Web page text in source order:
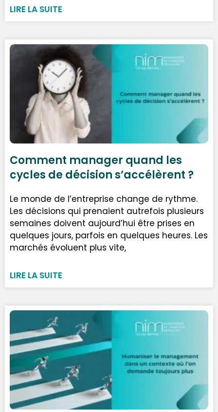
LIRE LA SUITE
Comment manager quand les
cycles de décision s’accélèrent ?
Le monde de l’entreprise change de rythme.
Les décisions qui prenaient autrefois plusieurs
semaines doivent aujourd’hui être prises en
quelques jours, parfois en quelques heures. Les
marchés évoluent plus vite,
LIRE LA SUITE